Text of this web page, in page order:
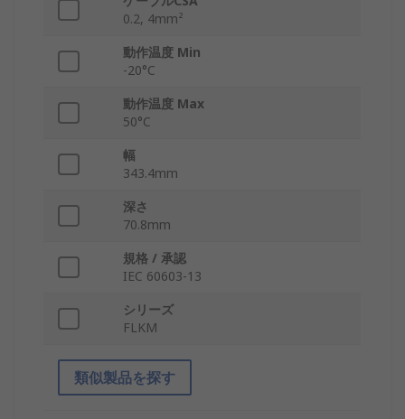
0.2, 4mm²
動作温度 Min
-20°C
動作温度 Max
50°C
幅
343.4mm
深さ
70.8mm
規格 / 承認
IEC 60603-13
シリーズ
FLKM
類似製品を探す